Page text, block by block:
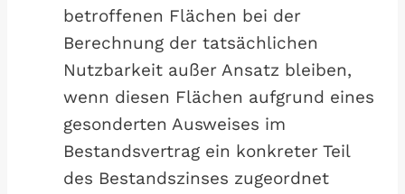
betroffenen Flächen bei der
Berechnung der tatsächlichen
Nutzbarkeit außer Ansatz bleiben,
wenn diesen Flächen aufgrund eines
gesonderten Ausweises im
Bestandsvertrag ein konkreter Teil
des Bestandszinses zugeordnet